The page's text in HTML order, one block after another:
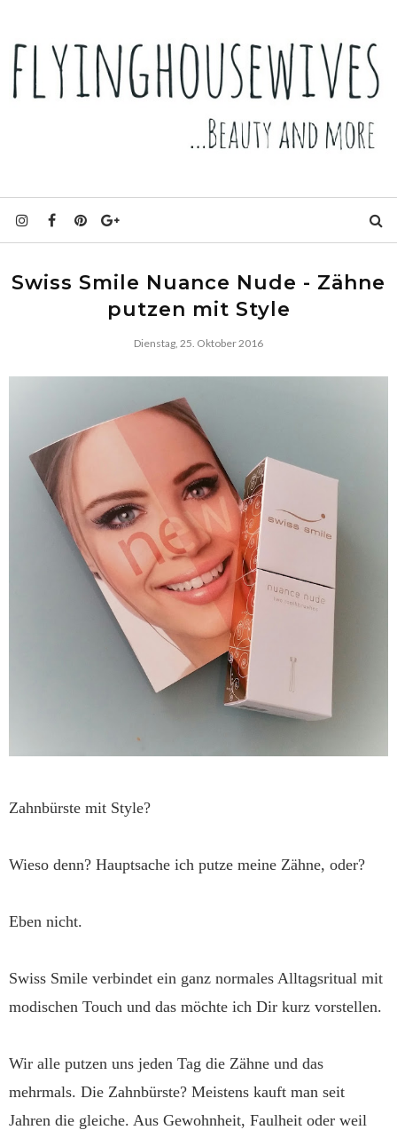
Swiss Smile Nuance Nude - Zähne
putzen mit Style
Dienstag, 25. Oktober 2016
Zahnbürste mit Style?
Wieso denn? Hauptsache ich putze meine Zähne, oder?
Eben nicht.
Swiss Smile verbindet ein ganz normales Alltagsritual mit
modischen Touch und das möchte ich Dir kurz vorstellen.
Wir alle putzen uns jeden Tag die Zähne und das
mehrmals. Die Zahnbürste? Meistens kauft man seit
Jahren die gleiche. Aus Gewohnheit, Faulheit oder weil